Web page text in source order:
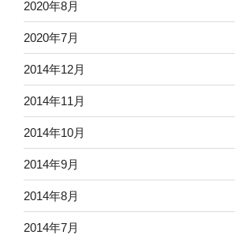
2020年8月
2020年7月
2014年12月
2014年11月
2014年10月
2014年9月
2014年8月
2014年7月